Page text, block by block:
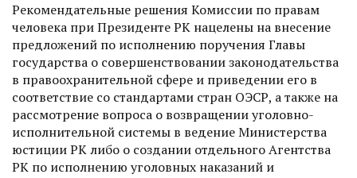
Рекомендательные решения Комиссии по правам
человека при Президенте РК нацелены на внесение
предложений по исполнению поручения Главы
государства о совершенствовании законодательства
в правоохранительной сфере и приведении его в
соответствие со стандартами стран ОЭСР, а также на
рассмот­рение вопроса о возвращении уголовно-
исполнительной сис­темы в ведение Министерства
юстиции РК либо о создании отдельного Агентства
РК по исполнению уголовных наказаний и